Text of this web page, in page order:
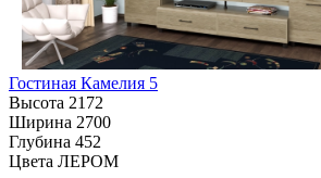
Гостиная Камелия 5
Высота 2172
Ширина 2700
Глубина 452
Цвета ЛЕРОМ